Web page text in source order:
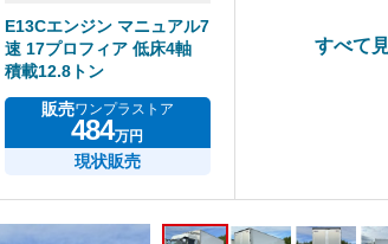
E13Cエンジン マニュアル7
速 17プロフィア 低床4軸
積載12.8トン
販売ワンプラストア
484万円
現状販売
すべて